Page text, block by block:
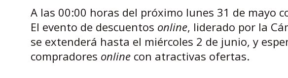
A las 00:00 horas del próximo lunes 31 de mayo
El evento de descuentos online, liderado por la
se extenderá hasta el miércoles 2 de junio, y
compradores online con atractivas ofertas.